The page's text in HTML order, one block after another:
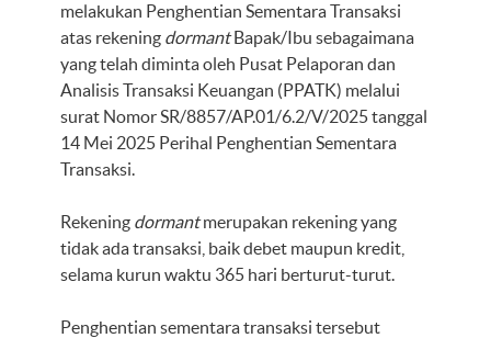
melakukan Penghentian Sementara Transaksi
atas rekening dormantBapak/Ibu sebagaimana
yang telah diminta oleh Pusat Pelaporan dan
Analisis Transaksi Keuangan (PPATK) melalui
surat Nomor SR/8857/AP.01/6.2/V/2025 tanggal
14 Mei 2025 Perihal Penghentian Sementara
Transaksi.
Rekening dormantmerupakan rekening yang
tidak ada transaksi, baik debet maupun kredit,
selama kurun waktu 365 hari berturut-turut.
Penghentian sementara transaksi tersebut